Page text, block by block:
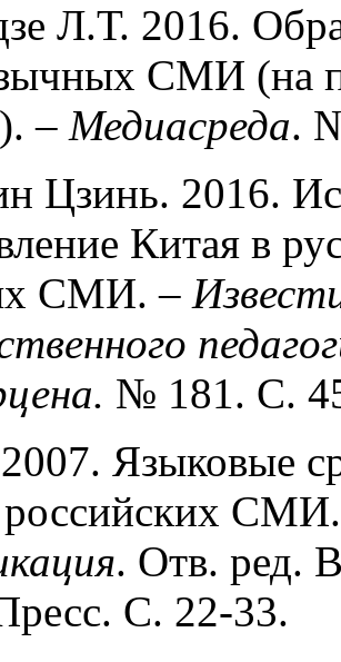
Л.Т. 2016.
СМИ (на
– Медиасреда.
Цзинь. 2016.
Китая в
СМИ. –
№ 181. С.
Языковые
российских
. Отв. ред.
С. 22-33.